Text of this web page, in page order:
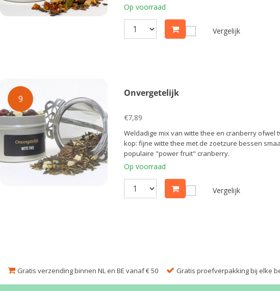
Op voorraad
Vergelijk
9
Onvergetelijk
€7,89
Weldadige mix van witte thee en cranberry ofwel
kop: fijne witte thee met de zoetzure bessen
populaire "power fruit" cranberry.
Op voorraad
Vergelijk
Gratis verzending binnen NL en BE vanaf € 50 Gratis proefverpakking bij elke